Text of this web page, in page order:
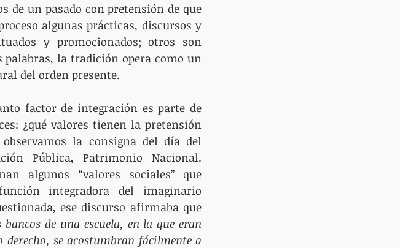
de un pasado con pretensión de que
algunas prácticas, discursos y
y promocionados; otros son
la tradición opera como un
del orden presente.
factor de integración es parte de
¿qué valores tienen la pretensión
la consigna del día del
Pública, Patrimonio Nacional.
algunos “valores sociales” que
integradora del imaginario
de una escuela, en la que eran
se acostumbran fácilmente a